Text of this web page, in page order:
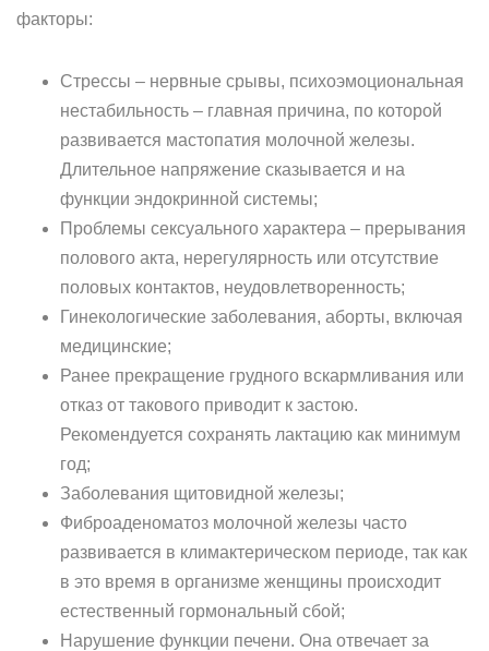
факторы:
Стрессы – нервные срывы, психоэмоциональная
нестабильность – главная причина, по которой
развивается мастопатия молочной железы.
Длительное напряжение сказывается и на
функции эндокринной системы;
Проблемы сексуального характера – прерывания
полового акта, нерегулярность или отсутствие
половых контактов, неудовлетворенность;
Гинекологические заболевания, аборты, включая
медицинские;
Ранее прекращение грудного вскармливания или
отказ от такового приводит к застою.
Рекомендуется сохранять лактацию как минимум
год;
Заболевания щитовидной железы;
Фиброаденоматоз молочной железы часто
развивается в климактерическом периоде, так как
в это время в организме женщины происходит
естественный гормональный сбой;
Нарушение функции печени. Она отвечает за